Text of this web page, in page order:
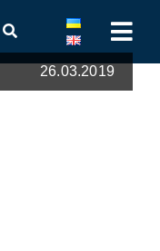
26.03.2019